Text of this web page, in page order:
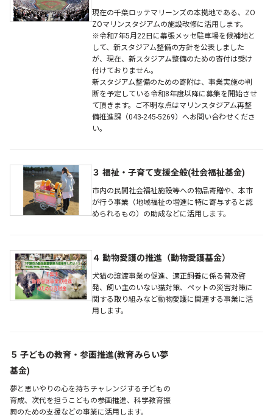
現在の千葉ロッテマリーンズの本拠地である、ZO
ZOマリンスタジアムの施設改修に活用します。
※令和7年5月22日に幕張メッセ駐車場を候補地と
して、新スタジアム整備の方針を公表しました
が、現在、新スタジアム整備のための寄付は受け
付けておりません。
新スタジアム整備のための寄附は、事業実施の判
断を予定している令和8年度以降に募集を開始させ
て頂きます。ご不明な点はマリンスタジアム再整
備推進課（043-245-5269）へお問い合わせくださ
い。
３ 福祉・子育て支援全般(社会福祉基金)
市内の民間社会福祉施設等への物品寄贈や、本市
が行う事業（地域福祉の増進に特に寄与すると認
められるもの）の助成などに活用します。
４ 動物愛護の推進（動物愛護基金）
犬猫の譲渡事業の促進、適正飼養に係る普及啓
発、飼い主のいない猫対策、ペットの災害対策に
関する取り組みなど動物愛護に関連する事業に活
用します。
５ 子どもの教育・参画推進(教育みらい夢
基金)
夢と思いやりの心を持ちチャレンジする子どもの
育成、次代を担うこどもの参画推進、科学教育振
興のための支援などの事業に活用します。